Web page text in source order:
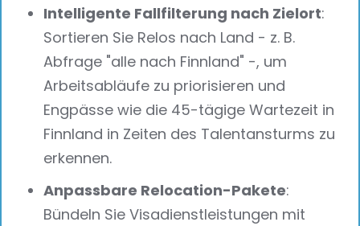
Intelligente Fallfilterung nach Zielort:
Sortieren Sie Relos nach Land - z. B.
Abfrage "alle nach Finnland" -, um
Arbeitsabläufe zu priorisieren und
Engpässe wie die 45-tägige Wartezeit in
Finnland in Zeiten des Talentansturms zu
erkennen.
Anpassbare Relocation-Pakete:
Bündeln Sie Visadienstleistungen mit